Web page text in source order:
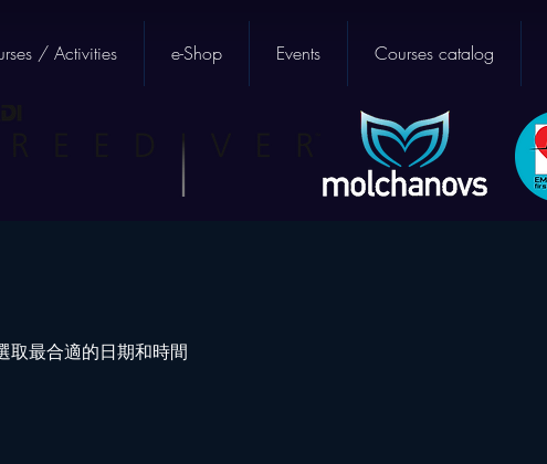
/ Activities e-Shop Events Courses catalog
取最合適的日期和時間